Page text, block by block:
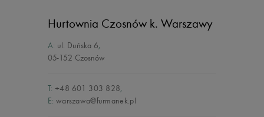
Hurtownia Czosnów k. Warszawy
A: ul. Duńska 6,
05-152 Czosnów
T: +48 601 303 828,
E: warszawa@furmanek.pl